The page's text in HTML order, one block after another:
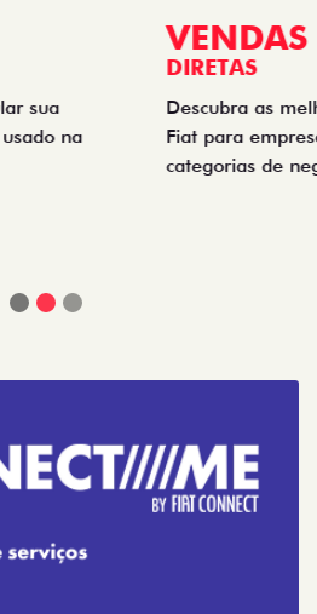
e descontos em um novo
rurais, taxistas e outras